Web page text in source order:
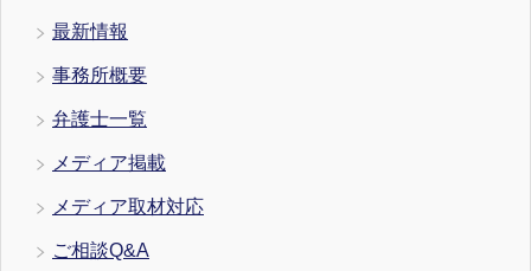
最新情報
事務所概要
弁護士一覧
メディア掲載
メディア取材対応
ご相談Q&A